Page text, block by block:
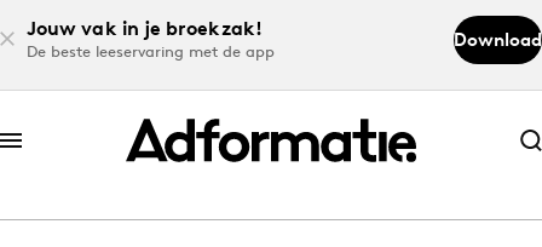
Jouw vak in je broekzak!
De beste leeservaring met de app
Download
Abonneer nu
Abonneer nu